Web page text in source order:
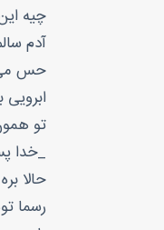
چیه
آدم
حس می
ابرویی
تو
_خدا
حالا
رسما